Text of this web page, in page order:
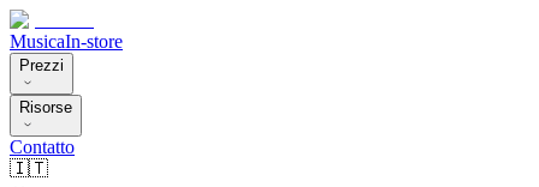
MusicaIn-store
Prezzi
Risorse
Contatto
🇮🇹